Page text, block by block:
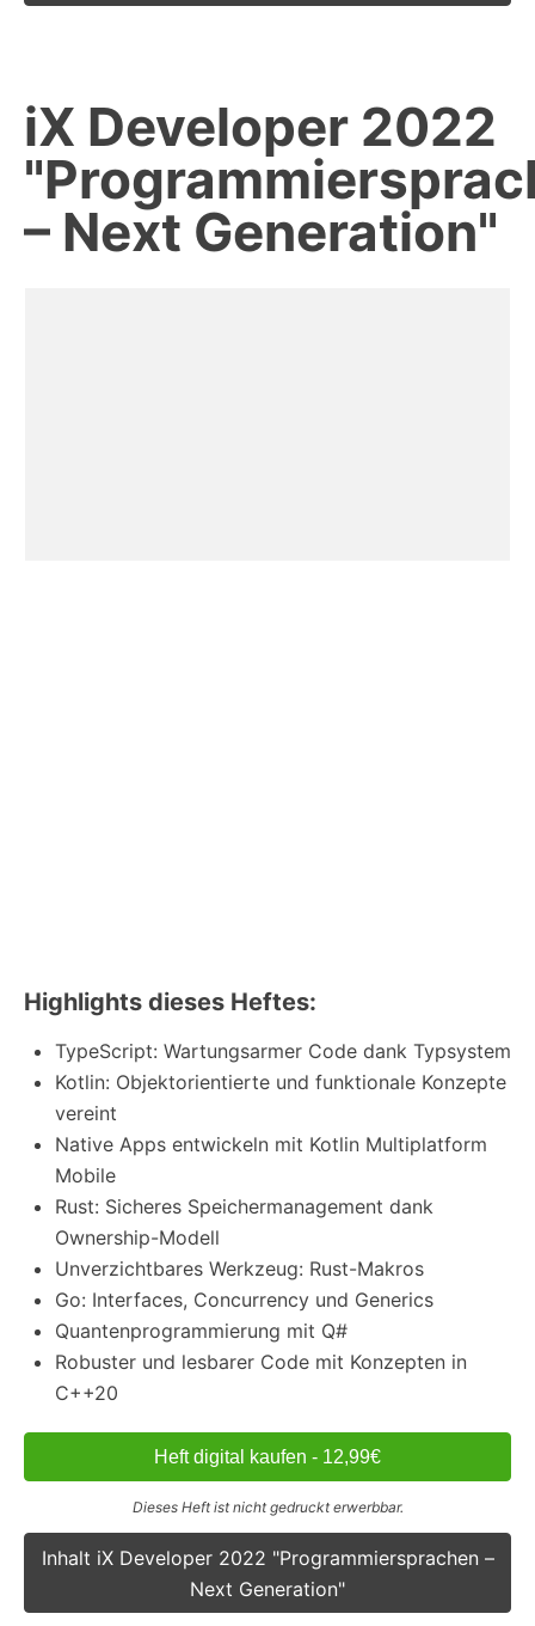
iX Developer 2022
– Next Generation"
Highlights dieses Heftes:
TypeScript: Wartungsarmer Code dank Typsystem
Kotlin: Objektorientierte und funktionale Konzepte
vereint
Native Apps entwickeln mit Kotlin Multiplatform
Mobile
Rust: Sicheres Speichermanagement dank
Ownership-Modell
Unverzichtbares Werkzeug: Rust-Makros
Go: Interfaces, Concurrency und Generics
Quantenprogrammierung mit Q#
Robuster und lesbarer Code mit Konzepten in
C++20
Heft digital kaufen - 12,99€
Dieses Heft ist nicht gedruckt erwerbbar.
Inhalt iX Developer 2022 "Programmiersprachen –
Next Generation"